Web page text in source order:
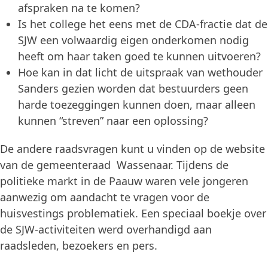
afspraken na te komen?
Is het college het eens met de CDA-fractie dat de
SJW een volwaardig eigen onderkomen nodig
heeft om haar taken goed te kunnen uitvoeren?
Hoe kan in dat licht de uitspraak van wethouder
Sanders gezien worden dat bestuurders geen
harde toezeggingen kunnen doen, maar alleen
kunnen “streven” naar een oplossing?
De andere raadsvragen kunt u vinden op de website
van de gemeenteraad Wassenaar. Tijdens de
politieke markt in de Paauw waren vele jongeren
aanwezig om aandacht te vragen voor de
huisvestings problematiek. Een speciaal boekje over
de SJW-activiteiten werd overhandigd aan
raadsleden, bezoekers en pers.